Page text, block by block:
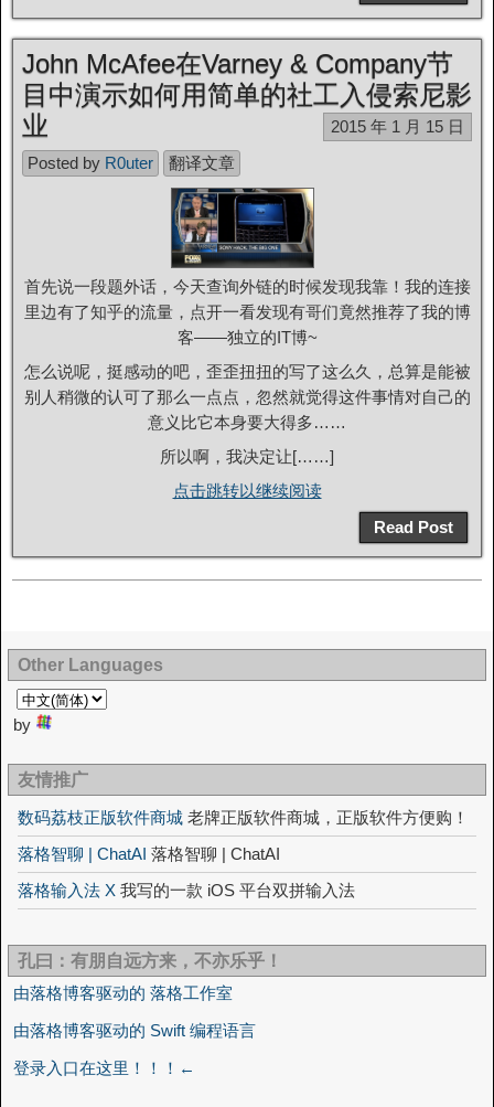
John McAfee在Varney & Company节
目中演示如何用简单的社工入侵索尼影
业
2015 年 1 月 15 日
Posted by R0uter 翻译文章
首先说一段题外话，今天查询外链的时候发现我靠！我的连接
里边有了知乎的流量，点开一看发现有哥们竟然推荐了我的博
客——独立的IT博~
怎么说呢，挺感动的吧，歪歪扭扭的写了这么久，总算是能被
别人稍微的认可了那么一点点，忽然就觉得这件事情对自己的
意义比它本身要大得多……
所以啊，我决定让[……]
点击跳转以继续阅读
Read Post
Other Languages
by
友情推广
数码荔枝正版软件商城 老牌正版软件商城，正版软件方便购！
落格智聊 | ChatAI 落格智聊 | ChatAI
落格输入法 X 我写的一款 iOS 平台双拼输入法
孔曰：有朋自远方来，不亦乐乎！
由落格博客驱动的 落格工作室
由落格博客驱动的 Swift 编程语言
登录入口在这里！！！←